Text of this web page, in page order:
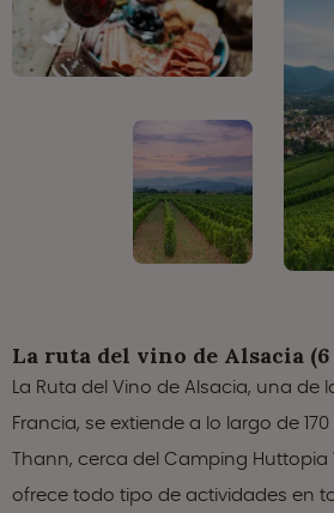
La ruta del vino de Alsacia (6
La Ruta del Vino de Alsacia, una de
Francia, se extiende a lo largo de
Thann, cerca del Camping Huttopia
ofrece todo tipo de actividades en